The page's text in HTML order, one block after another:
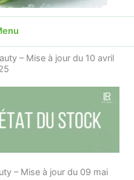
– Mise à jour du 10 avril
– Mise à jour du 09 mai